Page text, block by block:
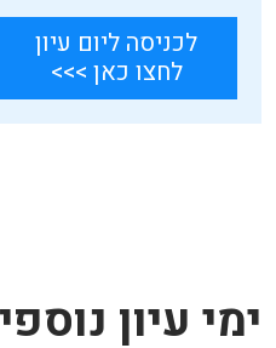
לכניסה ליום עיון
לחצו כאן >>>
ימי עיון